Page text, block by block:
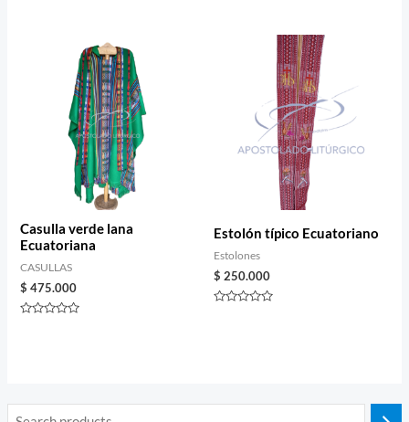
Casulla verde lana
Ecuatoriana
CASULLAS
$ 475.000
Estolón típico Ecuatoriano
Estolones
$ 250.000